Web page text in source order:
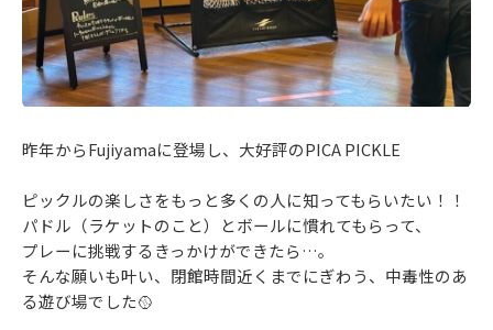
昨年からFujiyamaに登場し、大好評のPICA PICKLE
ピックルの楽しさをもっと多くの人に知ってもらいたい！！
パドル（ラケットのこと）とボールに慣れてもらって、
プレーに挑戦するきっかけができたら…。
そんな願いも叶い、閉館時間近くまでにぎわう、中毒性のあ
る遊び場でした🥎